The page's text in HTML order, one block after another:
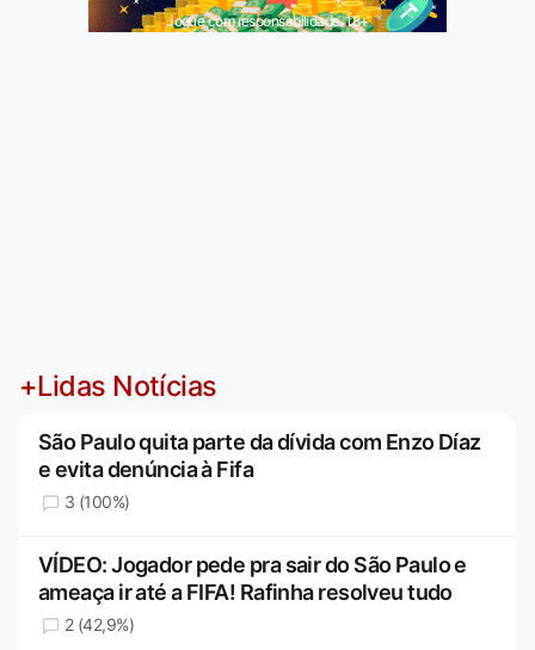
Jogue com responsabilidade. 18+
+Lidas Notícias
São Paulo quita parte da dívida com Enzo Díaz
e evita denúncia à Fifa
3 (100%)
VÍDEO: Jogador pede pra sair do São Paulo e
ameaça ir até a FIFA! Rafinha resolveu tudo
2 (42,9%)